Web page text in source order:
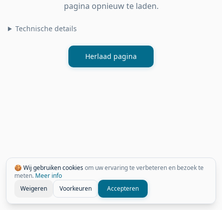
🍪 Wij gebruiken cookiesom uw ervaring te verbeteren en bezoek te
meten. Meer info
Weigeren
Voorkeuren Accepteren
pagina opnieuw te laden.
Technische details
Herlaad pagina